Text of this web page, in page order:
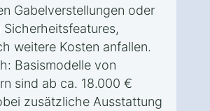
Gabelverstellungen oder
weitere Kosten anfallen.
Basismodelle von
sind ab ca. 18.000 €
zusätzliche Ausstattung